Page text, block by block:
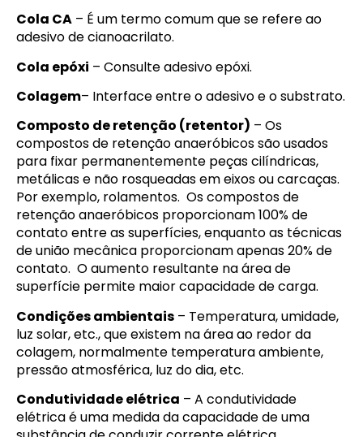
Cola CA – É um termo comum que se refere ao
adesivo de cianoacrilato.
Cola epóxi – Consulte adesivo epóxi.
Colagem– Interface entre o adesivo e o substrato.
Composto de retenção (retentor) – Os
compostos de retenção anaeróbicos são usados
para fixar permanentemente peças cilíndricas,
metálicas e não rosqueadas em eixos ou carcaças.
Por exemplo, rolamentos. Os compostos de
retenção anaeróbicos proporcionam 100% de
contato entre as superfícies, enquanto as técnicas
de união mecânica proporcionam apenas 20% de
contato. O aumento resultante na área de
superfície permite maior capacidade de carga.
Condições ambientais – Temperatura, umidade,
luz solar, etc., que existem na área ao redor da
colagem, normalmente temperatura ambiente,
pressão atmosférica, luz do dia, etc.
Condutividade elétrica – A condutividade
elétrica é uma medida da capacidade de uma